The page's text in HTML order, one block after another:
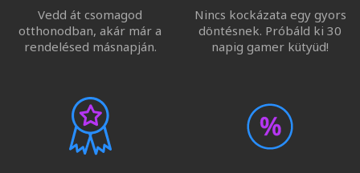
Vedd át csomagod
otthonodban, akár már a
rendelésed másnapján.
Nincs kockázata egy gyors
döntésnek. Próbáld ki 30
napig gamer kütyüd!